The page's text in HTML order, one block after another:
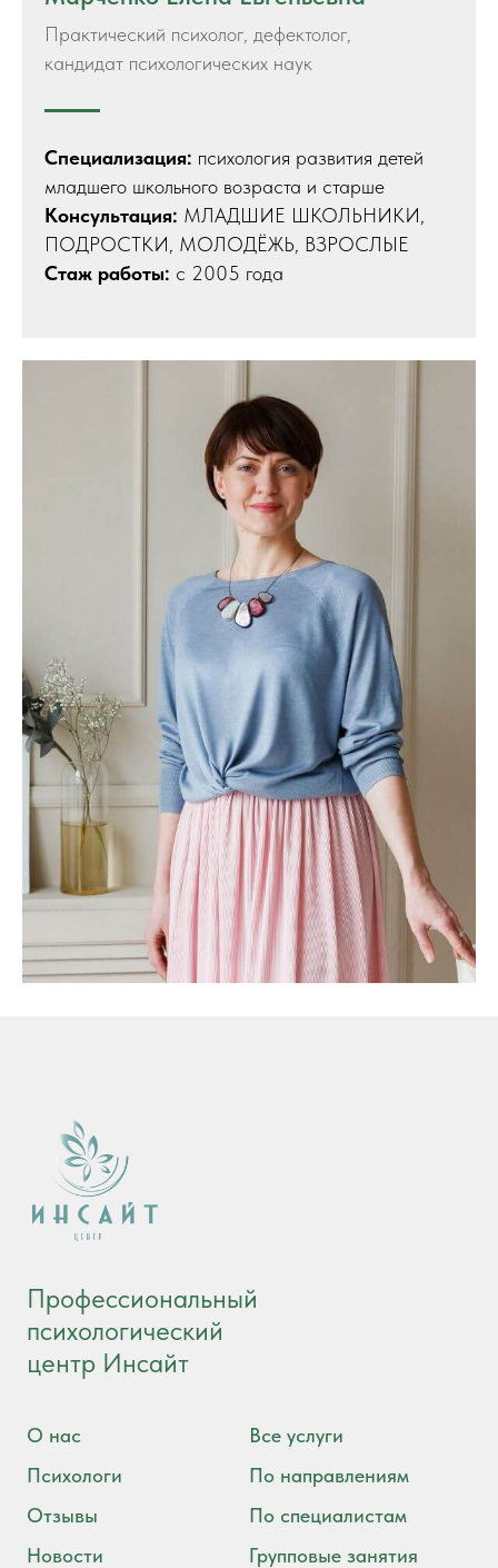
Практический психолог, дефектолог,
кандидат психологических наук
Специализация: психология развития детей
младшего школьного возраста и старше
Консультация: МЛАДШИЕ ШКОЛЬНИКИ,
ПОДРОСТКИ, МОЛОДЁЖЬ, ВЗРОСЛЫЕ
Стаж работы: с 2005 года
Профессиональный
психологический
центр Инсайт
О нас
Психологи
Отзывы
Новости
Все услуги
По направлениям
По специалистам
Групповые занятия